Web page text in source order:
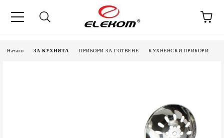
Начало ЗА КУХНЯТА ПРИБОРИ ЗА ГОТВЕНЕ КУХНЕНСКИ ПРИБОРИ